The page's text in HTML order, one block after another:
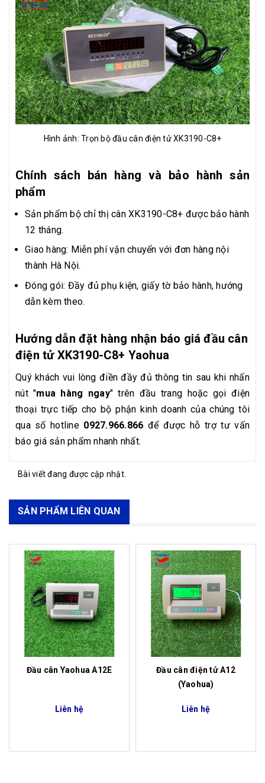
Hình ảnh: Trọn bộ đầu cân điện tử XK3190-C8+
Chính sách bán hàng và bảo hành sản
phẩm
Sản phẩm bộ chỉ thị cân XK3190-C8+ được bảo hành
12 tháng.
Giao hàng: Miễn phí vận chuyển với đơn hàng nội
thành Hà Nội.
Đóng gói: Đầy đủ phụ kiện, giấy tờ bảo hành, hướng
dẫn kèm theo.
Hướng dẫn đặt hàng nhận báo giá đầu cân
điện tử XK3190-C8+ Yaohua
Quý khách vui lòng điền đầy đủ thông tin sau khi nhấn
nút "mua hàng ngay" trên đầu trang hoặc gọi điện
thoại trực tiếp cho bộ phận kinh doanh của chúng tôi
qua số hotline 0927.966.866 để được hỗ trợ tư vấn
báo giá sản phẩm nhanh nhất.
Bài viết đang được cập nhật.
SẢN PHẨM LIÊN QUAN
Đầu cân Yaohua A12E
Liên hệ
Đầu cân điện tử A12
(Yaohua)
Liên hệ